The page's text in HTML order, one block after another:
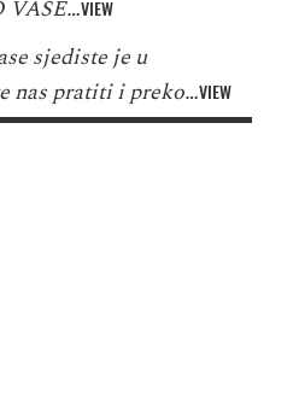
VASE…VIEW
sjediste je u
nas pratiti i preko…VIEW